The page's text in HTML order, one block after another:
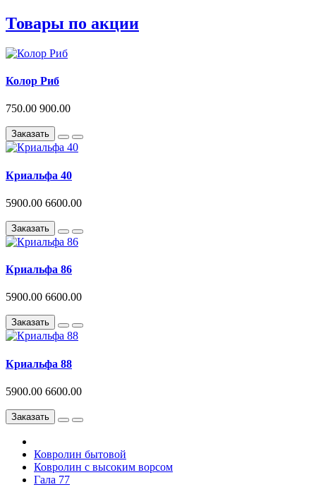
Товары по акции
Колор Риб
750.00 900.00
Заказать
Криальфа 40
5900.00 6600.00
Заказать
Криальфа 86
5900.00 6600.00
Заказать
Криальфа 88
5900.00 6600.00
Заказать
Ковролин бытовой
Ковролин с высоким ворсом
Гала 77